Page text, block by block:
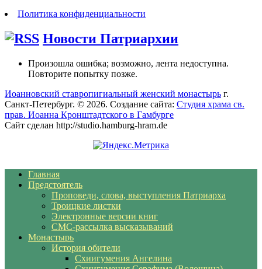
Политика конфиденциальности
Новости Патриархии
Произошла ошибка; возможно, лента недоступна.
Повторите попытку позже.
Иоанновский ставропигиальный женский монастырь г.
Санкт-Петербург. © 2026. Создание сайта: Студия храма св.
прав. Иоанна Кронштадтского в Гамбурге
Сайт сделан http://studio.hamburg-hram.de
Главная
Предстоятель
Проповеди, слова, выступления Патриарха
Троицкие листки
Электронные версии книг
СМС-рассылка высказываний
Монастырь
История обители
Схиигумения Ангелина